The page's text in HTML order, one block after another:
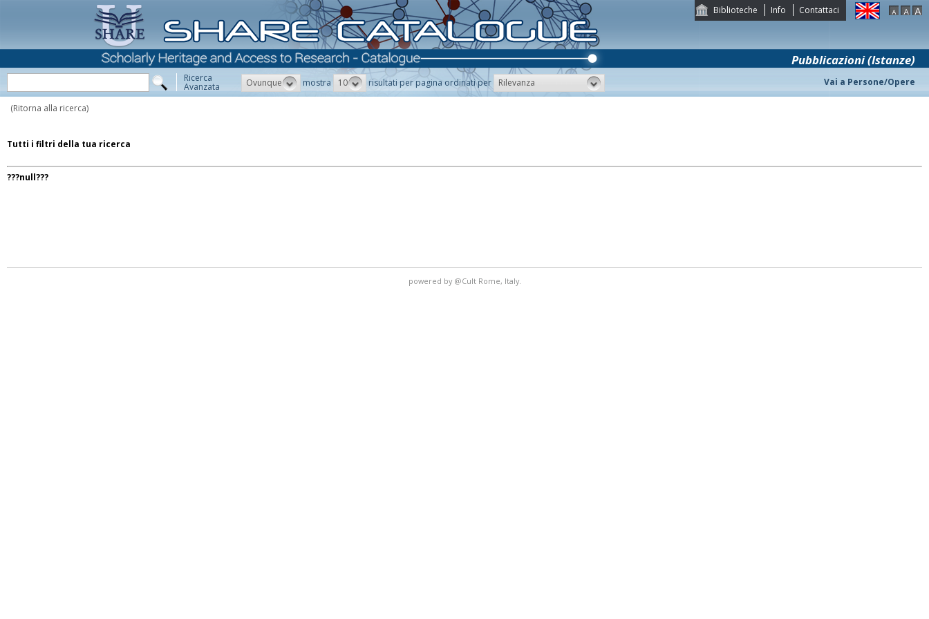
Biblioteche Info Contattaci
Pubblicazioni (Istanze)
Ricerca
Avanzata Ovunque mostra 10 risultati per pagina ordinati per Rilevanza Vai a Persone/Opere
(Ritorna alla ricerca)
Tutti i filtri della tua ricerca
???null???
powered by @Cult Rome, Italy.